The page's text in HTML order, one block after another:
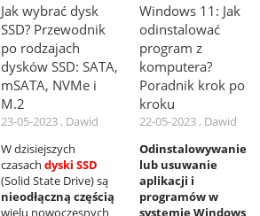
Jak wybrać dysk
SSD? Przewodnik
po rodzajach
dysków SSD: SATA,
mSATA, NVMe i
M.2
23-05-2023 , Dawid
W dzisiejszych
czasach dyski SSD
(Solid State Drive) są
nieodłączną częścią
wielu nowoczesnych
Windows 11: Jak
odinstalować
program z
komputera?
Poradnik krok po
kroku
22-05-2023 , Dawid
Odinstalowywanie
lub usuwanie
aplikacji i
programów w
systemie Windows